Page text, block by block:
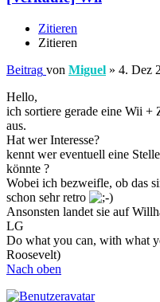
Zitieren
Zitieren
Beitrag von Miguel » 4. Dez
Hello,
ich sortiere gerade eine Wii
aus.
Hat wer Interesse?
kennt wer eventuell eine
könnte ?
Wobei ich bezweifle, ob das
schon sehr retro
Ansonsten landet sie auf
LG
Do what you can, with what
Roosevelt)
Nach oben